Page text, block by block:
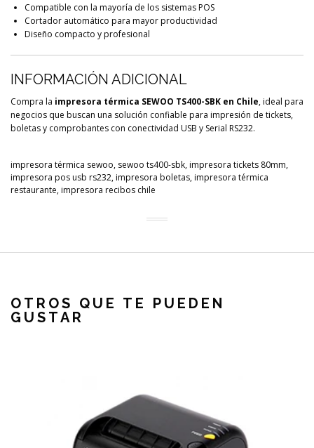
Compatible con la mayoría de los sistemas POS
Cortador automático para mayor productividad
Diseño compacto y profesional
INFORMACIÓN ADICIONAL
Compra la impresora térmica SEWOO TS400-SBK en Chile, ideal para
negocios que buscan una solución confiable para impresión de tickets,
boletas y comprobantes con conectividad USB y Serial RS232.
impresora térmica sewoo, sewoo ts400-sbk, impresora tickets 80mm,
impresora pos usb rs232, impresora boletas, impresora térmica
restaurante, impresora recibos chile
OTROS QUE TE PUEDEN
GUSTAR